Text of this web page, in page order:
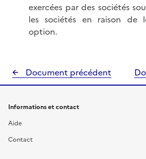
exercées par des sociétés
les sociétés en raison de
option.
Document précédent
Informations et contact
Aide
Contact